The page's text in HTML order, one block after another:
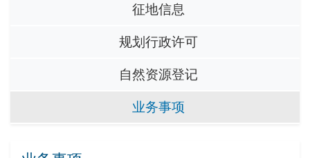
征地信息
规划行政许可
自然资源登记
业务事项